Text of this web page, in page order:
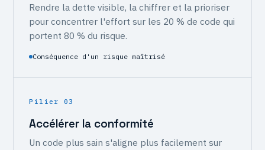
Rendre la dette visible, la chiffrer et la prioriser
pour concentrer l'effort sur les 20 % de code qui
portent 80 % du risque.
Conséquence d'un risque maîtrisé
Pilier 03
Accélérer la conformité
Un code plus sain s'aligne plus facilement sur